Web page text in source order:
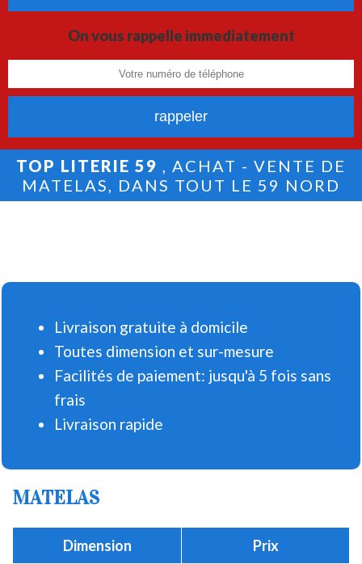
On vous rappelle immediatement
TOP LITERIE 59 , ACHAT - VENTE DE
MATELAS, DANS TOUT LE 59 NORD
Livraison gratuite à domicile
Toutes dimension et sur-mesure
Facilités de paiement: jusqu'à 5 fois sans
frais
Livraison rapide
MATELAS
Dimension Prix